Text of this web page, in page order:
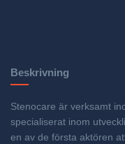
Beskrivning
Stenocare är verksamt
specialiserat inom
en av de första aktören